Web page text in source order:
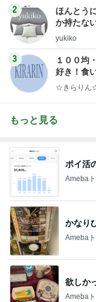
2
ほんとう
か持たな
ep Life
yukiko
3
１００均
好き！食
らりん☆
☆きらりん
もっと見る
ポイ活
Ameba
かなり
Ameba
欲しか
Ameba